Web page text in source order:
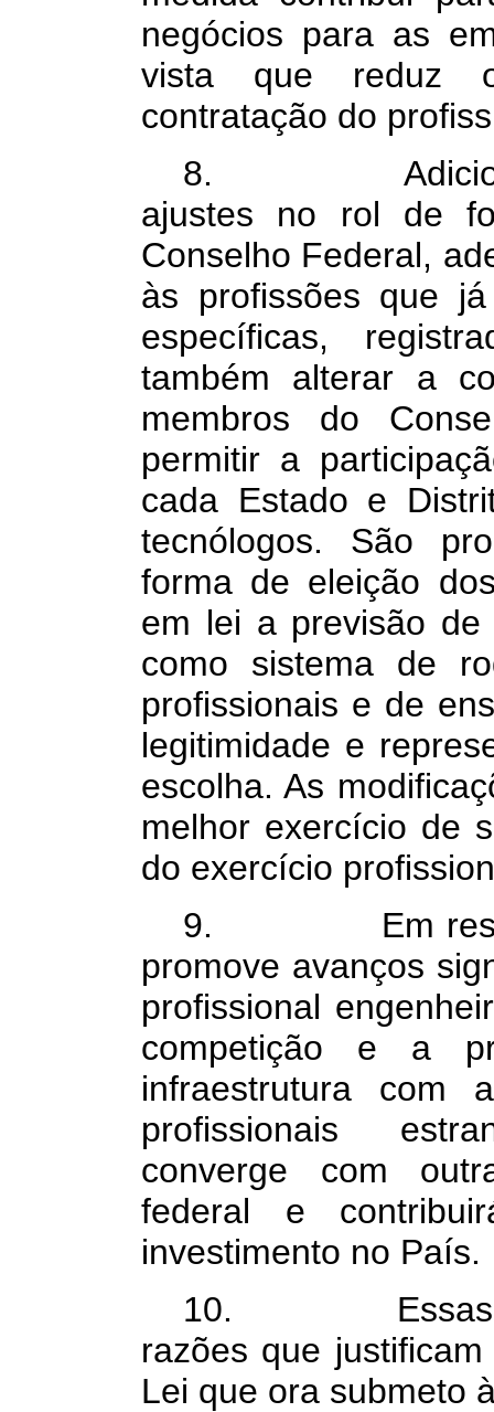
negócios para as
vista que reduz
contratação do
8.
ajustes no rol de
Conselho Federal,
às profissões que
específicas,
também alterar a
membros do
permitir a
cada Estado e
tecnólogos. São
forma de eleição
em lei a previsão
como sistema de
profissionais e de
legitimidade e
escolha. As
melhor exercício de
do exercício
9. Em
promove avanços
profissional
competição e a
infraestrutura com
profissionais
converge com
federal e
investimento no País.
10. Essas
razões que
Lei que ora submeto